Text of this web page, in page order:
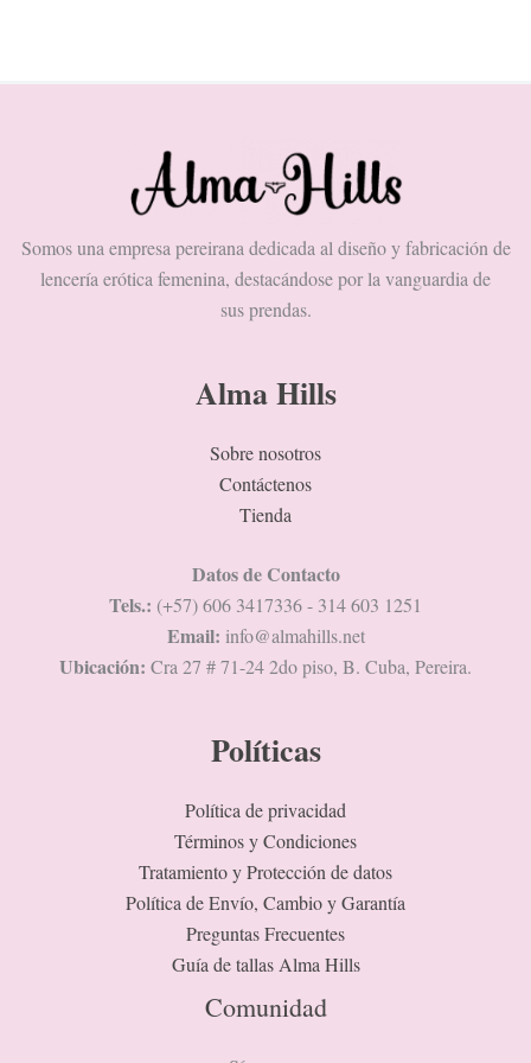
Somos una empresa pereirana dedicada al diseño y fabricación de
lencería erótica femenina, destacándose por la vanguardia de
sus prendas.
Alma Hills
Sobre nosotros
Contáctenos
Tienda
Datos de Contacto
Tels.: (+57) 606 3417336 - 314 603 1251
Email: info@almahills.net
Ubicación: Cra 27 # 71-24 2do piso, B. Cuba, Pereira.
Políticas
Política de privacidad
Términos y Condiciones
Tratamiento y Protección de datos
Política de Envío, Cambio y Garantía
Preguntas Frecuentes
Guía de tallas Alma Hills
Comunidad